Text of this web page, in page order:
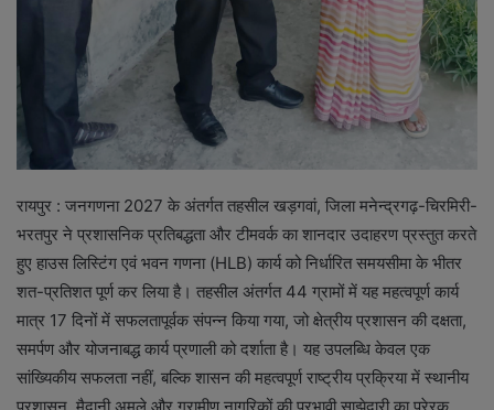
रायपुर : जनगणना 2027 के अंतर्गत तहसील खड़गवां, जिला मनेन्द्रगढ़-चिरमिरी-
भरतपुर ने प्रशासनिक प्रतिबद्धता और टीमवर्क का शानदार उदाहरण प्रस्तुत करते
हुए हाउस लिस्टिंग एवं भवन गणना (HLB) कार्य को निर्धारित समयसीमा के भीतर
शत-प्रतिशत पूर्ण कर लिया है। तहसील अंतर्गत 44 ग्रामों में यह महत्वपूर्ण कार्य
मात्र 17 दिनों में सफलतापूर्वक संपन्न किया गया, जो क्षेत्रीय प्रशासन की दक्षता,
समर्पण और योजनाबद्ध कार्य प्रणाली को दर्शाता है। यह उपलब्धि केवल एक
सांख्यिकीय सफलता नहीं, बल्कि शासन की महत्वपूर्ण राष्ट्रीय प्रक्रिया में स्थानीय